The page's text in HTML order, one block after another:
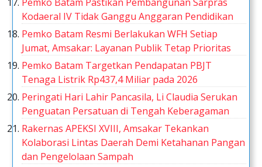
Kodaeral IV Tidak Ganggu Anggaran Pendidikan
Pemko Batam Resmi Berlakukan WFH Setiap
Jumat, Amsakar: Layanan Publik Tetap Prioritas
Pemko Batam Targetkan Pendapatan PBJT
Tenaga Listrik Rp437,4 Miliar pada 2026
Peringati Hari Lahir Pancasila, Li Claudia Serukan
Penguatan Persatuan di Tengah Keberagaman
Rakernas APEKSI XVIII, Amsakar Tekankan
Kolaborasi Lintas Daerah Demi Ketahanan Pangan
dan Pengelolaan Sampah